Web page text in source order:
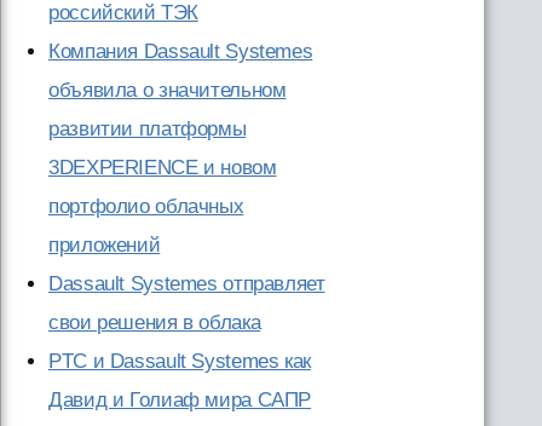
российский ТЭК
Компания Dassault Systemes
объявила о значительном
развитии платформы
3DEXPERIENCE и новом
портфолио облачных
приложений
Dassault Systemes отправляет
свои решения в облака
PTC и Dassault Systemes как
Давид и Голиаф мира САПР